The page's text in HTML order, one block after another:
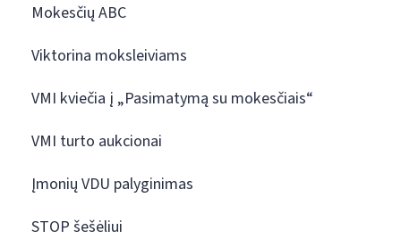
Mokesčių ABC
Viktorina moksleiviams
VMI kviečia į „Pasimatymą su mokesčiais“
VMI turto aukcionai
Įmonių VDU palyginimas
STOP šešėliui